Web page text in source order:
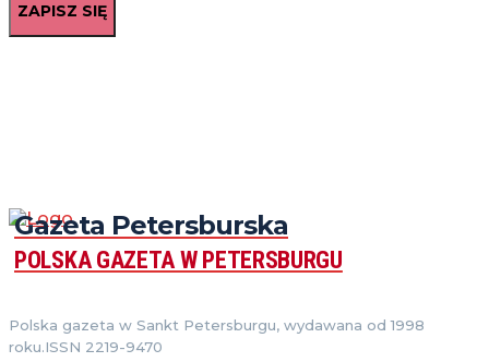
ZAPISZ SIĘ
Gazeta Petersburska
POLSKA GAZETA W PETERSBURGU
Polska gazeta w Sankt Petersburgu, wydawana od 1998
roku.ISSN 2219-9470